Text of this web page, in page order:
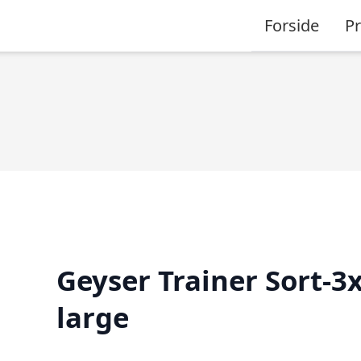
Forside
Geyser Trainer Sort-
large